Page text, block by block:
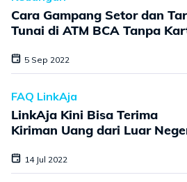
Cara Gampang Setor dan
Tunai di ATM BCA Tanpa
5 Sep 2022
FAQ LinkAja
LinkAja Kini Bisa Terima
Kiriman Uang dari Luar
14 Jul 2022